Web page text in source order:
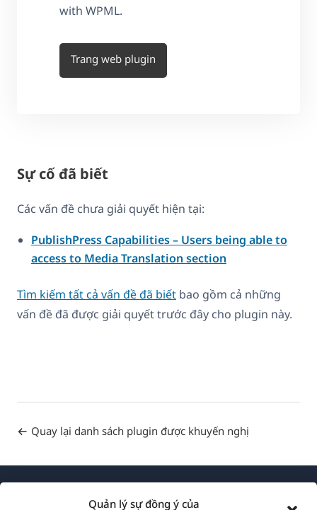
Quản lý sự đồng ý của
with WPML.
Trang web plugin
Sự cố đã biết
Các vấn đề chưa giải quyết hiện tại:
PublishPress Capabilities – Users being able to
access to Media Translation section
Tìm kiếm tất cả vấn đề đã biết bao gồm cả những
vấn đề đã được giải quyết trước đây cho plugin này.
Quay lại danh sách plugin được khuyến nghị